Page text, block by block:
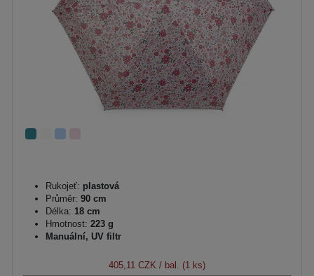
Rukojeť: plastová
Průměr: 90 cm
Délka: 18 cm
Hmotnost: 223 g
Manuální, UV filtr
405,11 CZK / bal. (1 ks)